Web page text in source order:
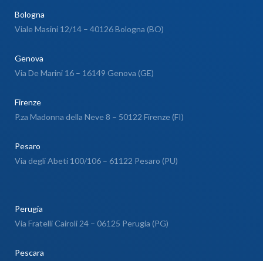
Bologna
Viale Masini 12/14 – 40126 Bologna (BO)
Genova
Via De Marini 16 – 16149 Genova (GE)
Firenze
P.za Madonna della Neve 8 – 50122 Firenze (FI)
Pesaro
Via degli Abeti 100/106 – 61122 Pesaro (PU)
Perugia
Via Fratelli Cairoli 24 – 06125 Perugia (PG)
Pescara